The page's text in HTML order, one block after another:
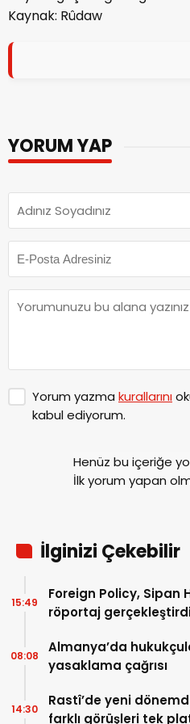
Kaynak: Rûdaw
YORUM YAP
Yorum yazma kurallarını
kabul ediyorum.
Henüz bu içeriğe
İlk yorum yapan
İlginizi Çekebilir
Foreign Policy, Sipan
röportaj
15:49
Almanya’da
yasaklama çağrısı
08:08
Rastî’de yeni
farklı görüşleri tek
14:30